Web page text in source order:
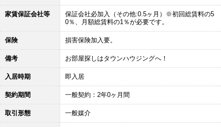
家賃保証会社等
保証会社必加入（その他:0.5ヶ月）※初回総賃料の5
0％、月額総賃料の1％が必要です。
保険 損害保険加入要。
備考 お部屋探しはタウンハウジングへ！
入居時期 即入居
契約期間 一般契約：2年0ヶ月間
取引形態 一般媒介